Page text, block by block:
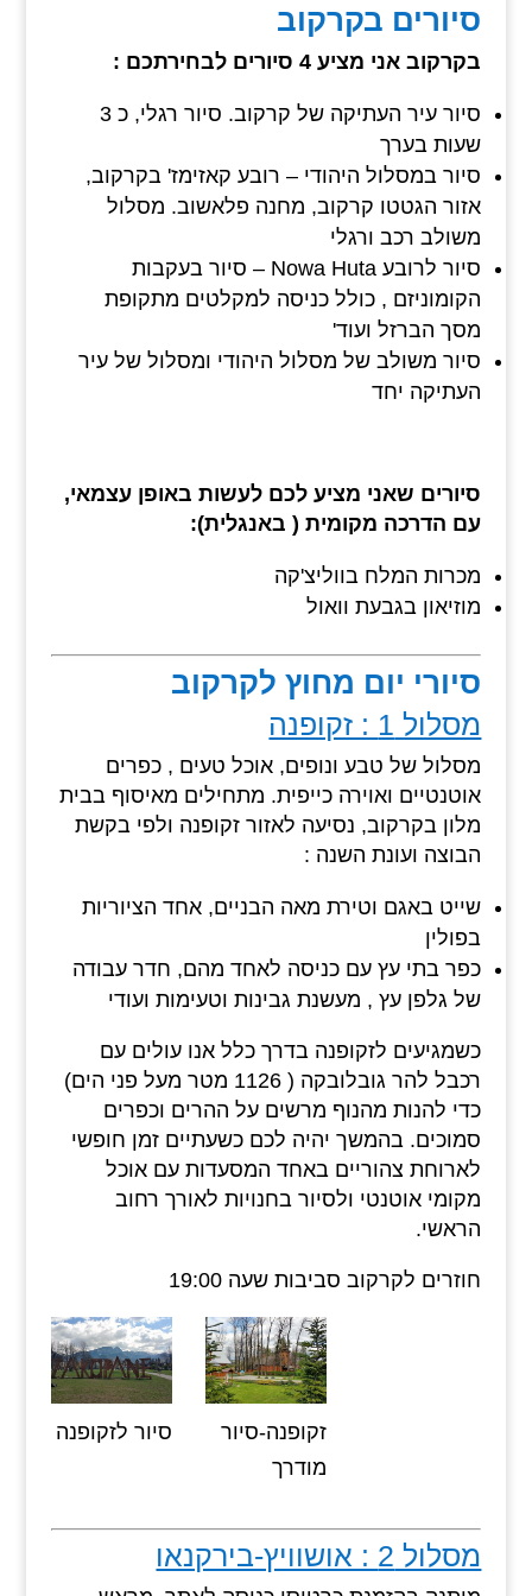
סיורים בקרקוב
בקרקוב אני מציע 4 סיורים לבחירתכם :
סיור עיר העתיקה של קרקוב. סיור רגלי, כ 3
שעות בערך
סיור במסלול היהודי – רובע קאזימז' בקרקוב,
אזור הגטטו קרקוב, מחנה פלאשוב. מסלול
משולב רכב ורגלי
סיור לרובע Nowa Huta – סיור בעקבות
הקומוניזם , כולל כניסה למקלטים מתקופת
מסך הברזל ועוד'
סיור משולב של מסלול היהודי ומסלול של עיר
העתיקה יחד
סיורים שאני מציע לכם לעשות באופן עצמאי,
עם הדרכה מקומית ( באנגלית):
מכרות המלח בווליצ'קה
מוזיאון בגבעת וואול
סיורי יום מחוץ לקרקוב
מסלול 1 : זקופנה
מסלול של טבע ונופים, אוכל טעים , כפרים
אוטנטיים ואוירה כייפית. מתחילים מאיסוף בבית
מלון בקרקוב, נסיעה לאזור זקופנה ולפי בקשת
הבוצה ועונת השנה :
שייט באגם וטירת מאה הבניים, אחד הציוריות
בפולין
כפר בתי עץ עם כניסה לאחד מהם, חדר עבודה
של גלפן עץ , מעשנת גבינות וטעימות ועודי
כשמגיעים לזקופנה בדרך כלל אנו עולים עם
רכבל להר גובלובקה ( 1126 מטר מעל פני הים)
כדי להנות מהנוף מרשים על ההרים וכפרים
סמוכים. בהמשך יהיה לכם כשעתיים זמן חופשי
לארוחת צהוריים באחד המסעדות עם אוכל
מקומי אוטנטי ולסיור בחנויות לאורך רחוב
הראשי.
חוזרים לקרקוב סביבות שעה 19:00
סיור לזקופנה
זקופנה-סיור
מודרך
מסלול 2 : אושוויץ-בירקנאו